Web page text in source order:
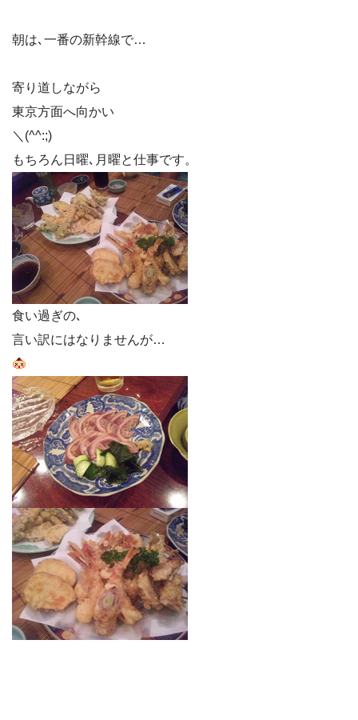
朝は､一番の新幹線で…
寄り道しながら
東京方面へ向かい
＼(^^:;)
もちろん日曜､月曜と仕事です。
食い過ぎの､
言い訳にはなりませんが…